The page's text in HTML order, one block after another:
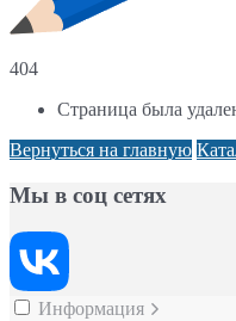
404
Страница была
Вернуться на главную
Мы в соц сетях
Информация